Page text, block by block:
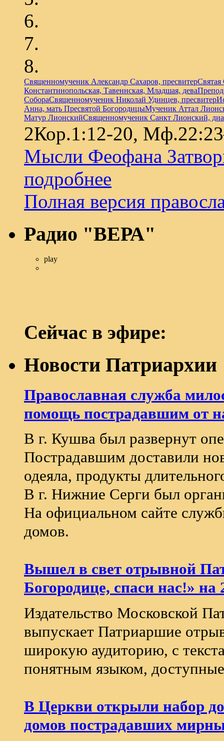
Священномученик Александр Сахаров, пресвитерСвятая
Константинопольская, Тавеннская, Младшая, дева
СобораСвященномученик Николай Удинцев, пресвитер
Анна, мать Пресвятой БогородицыМученик Аттал
Матур ЛионскийСвященномученик Санкт Лионский,
2Кор.1:12-20,
Мысли Феофана
подробнее
Полная версия
Радио "ВЕРА"
play
Сейчас в эфире:
Новости Патриархии
Православная служба
помощь пострадавшим от
В г. Кушва был развернут
Пострадавшим доставили
одеяла, продукты
В г. Нижние Серги был
На официальном сайте
домов.
Вышел в свет отрывной
Богородице, спаси нас!» на
Издательство Московской
выпускает Патриаршие
широкую аудиторию, с
понятным языком,
В Церкви открыли набор
домов пострадавших